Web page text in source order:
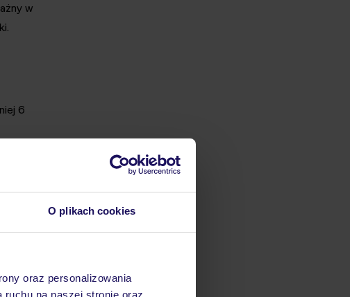
O plikach cookies
oraz personalizowania
na naszej stronie oraz
w
6